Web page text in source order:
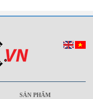
SẢN PHẨM